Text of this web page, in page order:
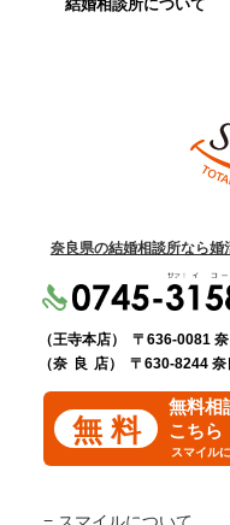
結婚相談所について
奈良県の結婚相談所なら婚
（王寺本店）
〒636-0081
（奈 良 店）
〒630-8244 奈
無 料
無料相
こちら
スマイル